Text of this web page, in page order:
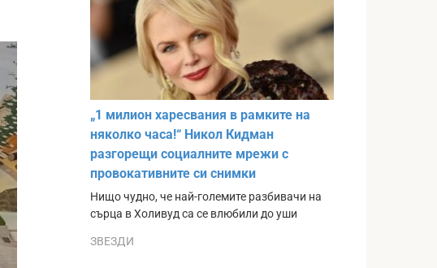
„1 милион харесвания в рамките на
няколко часа!“ Никол Кидман
разгорещи социалните мрежи с
провокативните си снимки
Нищо чудно, че най-големите разбивачи на
сърца в Холивуд са се влюбили до уши
ЗВЕЗДИ